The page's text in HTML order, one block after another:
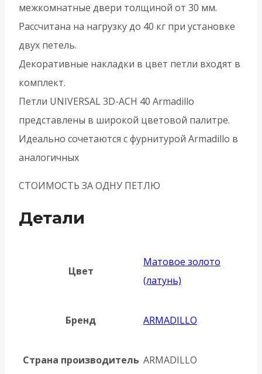
межкомнатные двери толщиной от 30 мм.
Рассчитана на нагрузку до 40 кг при установке
двух петель.
Декоративные накладки в цвет петли входят в
комплект.
Петли UNIVERSAL 3D-ACH 40 Armadillo
представлены в широкой цветовой палитре.
Идеально сочетаются с фурнитурой Armadillo в
аналогичных
СТОИМОСТЬ ЗА ОДНУ ПЕТЛЮ
Детали
Цвет
Матовое золото
(латунь)
Бренд ARMADILLO
Страна производитель ARMADILLO